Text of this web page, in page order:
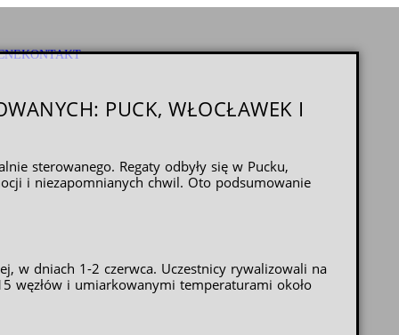
KONTAKT
PUCK, WŁOCŁAWEK I
sterowanego. Regaty odbyły się w Pucku,
i niezapomnianych chwil. Oto podsumowanie
w dniach 1-2 czerwca. Uczestnicy rywalizowali na
węzłów i umiarkowanymi temperaturami około